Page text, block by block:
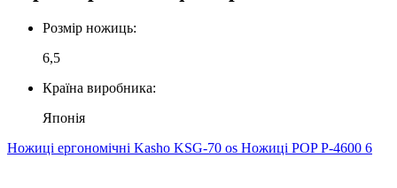
Розмір ножиць:
6,5
Країна виробника:
Японія
Ножиці ергономічні Kasho KSG-70 os Ножиці POP P-4600 6